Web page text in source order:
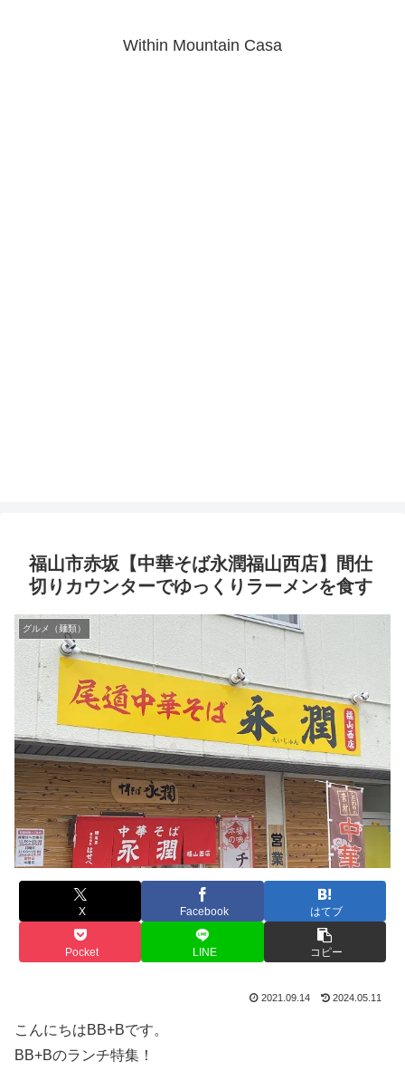
Within Mountain Casa
福山市赤坂【中華そば永潤福山西店】間仕
切りカウンターでゆっくりラーメンを食す
グルメ（麺類）
X Facebook はてブ
Pocket LINE コピー
2021.09.14 2024.05.11
こんにちはBB+Bです。
BB+Bのランチ特集！